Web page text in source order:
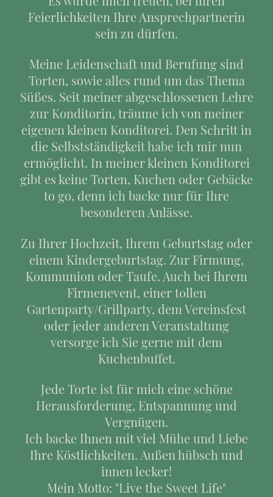
Feierlichkeiten Ihre Ansprechpartnerin
sein zu dürfen.
Meine Leidenschaft und Berufung sind
Torten, sowie alles rund um das Thema
Süßes. Seit meiner abgeschlossenen Lehre
zur Konditorin, träume ich von meiner
eigenen kleinen Konditorei. Den Schritt in
die Selbstständigkeit habe ich mir nun
ermöglicht. In meiner kleinen Konditorei
gibt es keine Torten, Kuchen oder Gebäcke
to go, denn ich backe nur für Ihre
besonderen Anlässe.
Zu Ihrer Hochzeit, Ihrem Geburtstag oder
einem Kindergeburtstag. Zur Firmung,
Kommunion oder Taufe. Auch bei Ihrem
Firmenevent, einer tollen
Gartenparty/Grillparty, dem Vereinsfest
oder jeder anderen Veranstaltung
versorge ich Sie gerne mit dem
Kuchenbuffet.
Jede Torte ist für mich eine schöne
Herausforderung, Entspannung und
Vergnügen.
Ich backe Ihnen mit viel Mühe und Liebe
Ihre Köstlichkeiten. Außen hübsch und
innen lecker!
Mein Motto: "Live the Sweet Life"